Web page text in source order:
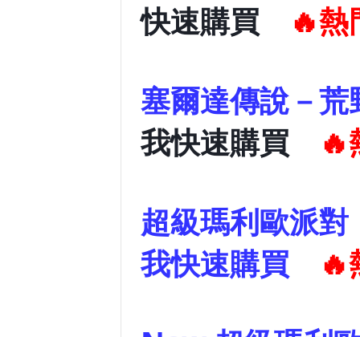
快速購買
🔥熱
塞爾達
我快速購買
🔥
超級
我快速購買
🔥